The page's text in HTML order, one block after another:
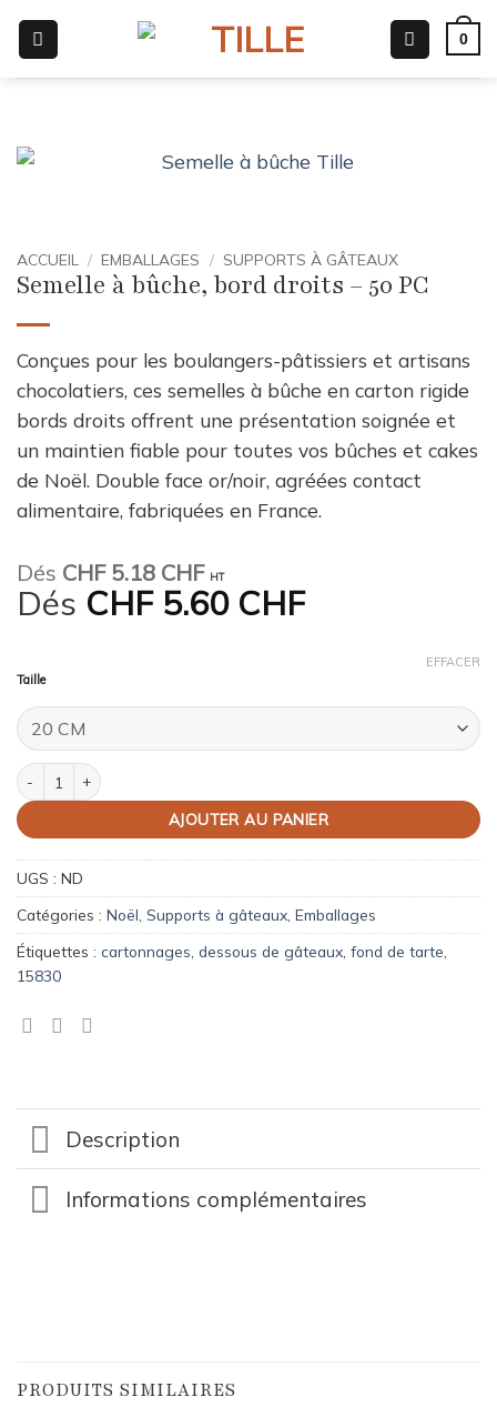
contenu
0
ACCUEIL / EMBALLAGES / SUPPORTS À GÂTEAUX
Semelle à bûche, bord droits – 50 PC
Conçues pour les boulangers-pâtissiers et artisans
chocolatiers, ces semelles à bûche en carton rigide
bords droits offrent une présentation soignée et
un maintien fiable pour toutes vos bûches et cakes
de Noël. Double face or/noir, agréées contact
alimentaire, fabriquées en France.
Dés CHF5.18 CHF HT
Dés CHF5.60 CHF
Taille
EFFACER
quantité de Semelle à bûche, bord droits - 50 PC
AJOUTER AU PANIER
UGS : ND
Catégories : Noël Supports à gâteaux Emballages
Étiquettes : cartonnages dessous de gâteaux fond de tarte
15830
Description
Informations complémentaires
PRODUITS SIMILAIRES